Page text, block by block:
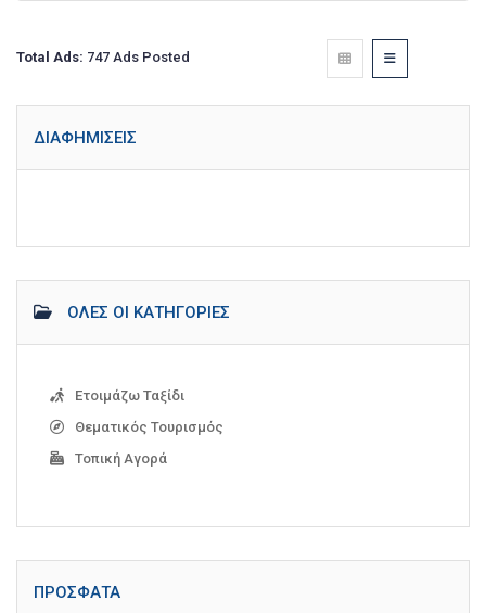
Total Ads: 747 Ads Posted
ΔΙΑΦΗΜΊΣΕΙΣ
ΌΛΕΣ ΟΙ ΚΑΤΗΓΟΡΊΕΣ
Ετοιμάζω Ταξίδι
Θεματικός Τουρισμός
Τοπική Αγορά
ΠΡΌΣΦΑΤΑ